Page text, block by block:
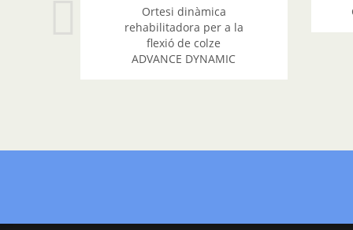
Ortesi dinàmica
rehabilitadora per a la
flexió de colze
ADVANCE DYNAMIC